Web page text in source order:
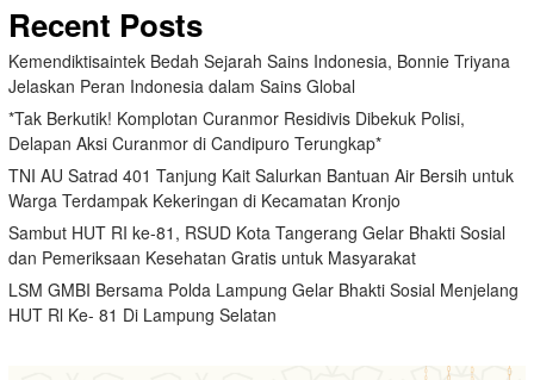
Recent Posts
Kemendiktisaintek Bedah Sejarah Sains Indonesia, Bonnie Triyana
Jelaskan Peran Indonesia dalam Sains Global
*Tak Berkutik! Komplotan Curanmor Residivis Dibekuk Polisi,
Delapan Aksi Curanmor di Candipuro Terungkap*
TNI AU Satrad 401 Tanjung Kait Salurkan Bantuan Air Bersih untuk
Warga Terdampak Kekeringan di Kecamatan Kronjo
Sambut HUT RI ke-81, RSUD Kota Tangerang Gelar Bhakti Sosial
dan Pemeriksaan Kesehatan Gratis untuk Masyarakat
LSM GMBI Bersama Polda Lampung Gelar Bhakti Sosial Menjelang
HUT Rl Ke- 81 Di Lampung Selatan